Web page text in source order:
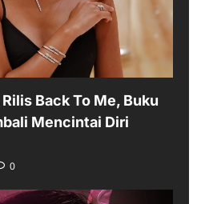
Back To Me, Buku
Mencintai Diri
0